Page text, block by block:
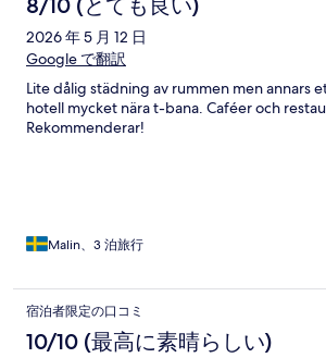
8/10 (とても良い)
2026 年 5 月 12 日
Google で翻訳
Lite dålig städning av rummen men annars
hotell mycket nära t-bana. Caféer och
Rekommenderar!
Malin、3 泊旅行
宿泊者限定の口コミ
10/10 (最高に素晴らしい)